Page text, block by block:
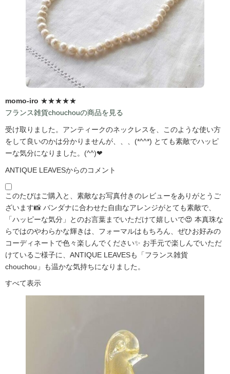
momo-iro ★★★★★
フランス雑貨chouchouの商品を見る
受け取りました。アンティークのネックレスを、このような使い方
をして良いのかは分かりませんが、、、(*^^*) とても素敵でハッピ
ーな気分になりました。(^^)❤
ANTIQUE LEAVESからのコメント
このたびはご購入と、素敵なお写真付きのレビューをありがとうご
ざいます📸 バンダナに合わせた自由なアレンジがとても素敵で、
「ハッピーな気分」とのお言葉までいただけて嬉しいで😍 本真珠な
らではのやわらかな輝きは、フォーマルはもちろん、ぜひお好みの
コーディネートで色々楽しんでください✨ お手元で楽しんでいただ
けているご様子に、ANTIQUE LEAVESも「フランス雑貨
chouchou」も温かな気持ちになりました。
すべて表示